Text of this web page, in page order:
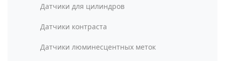
Датчики для цилиндров
Датчики контраста
Датчики люминесцентных меток